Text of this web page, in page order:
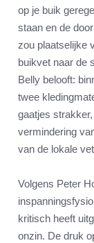
op je buik
staan en de
zou plaatselijke
buikvet naar de
Belly belooft:
twee
gaatjes
vermindering
van de lokale
Volgens Peter
kritisch heeft
onzin. De druk